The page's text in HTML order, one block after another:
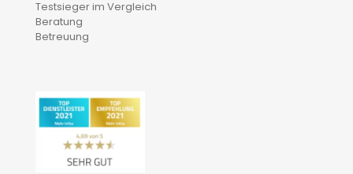
Testsieger im Vergleich
Beratung
Betreuung